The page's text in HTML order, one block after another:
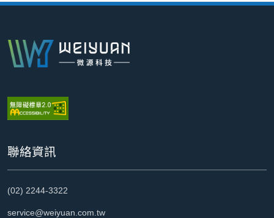
聯絡資訊
(02) 2244-3322
service@weiyuan.com.tw